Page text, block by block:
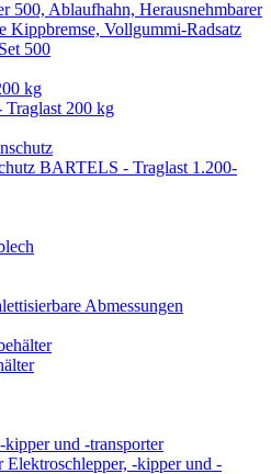
500
200 kg
BARTELS - Traglast 1.200-
Abmessungen
kipper und -transporter
Elektroschlepper, -kipper und -